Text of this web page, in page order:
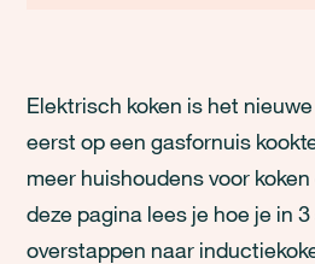
Elektrisch koken is het
eerst op een gasfornuis
meer huishoudens voor
deze pagina lees je hoe je in
overstappen naar